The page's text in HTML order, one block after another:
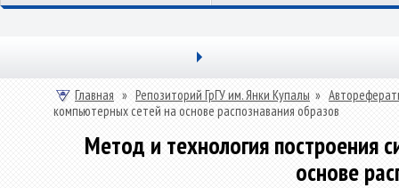
Главная » Репозиторий ГрГУ им. Янки Купалы »
компьютерных сетей на основе распознавания образов
Метод и технология построения
основе